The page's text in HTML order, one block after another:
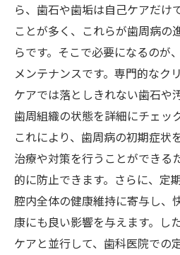
ら、歯石や歯垢は自己ケアだけ
ことが多く、これらが歯周病の
らです。そこで必要になるのが
メンテナンスです。専門的なク
ケアでは落としきれない歯石や
歯周組織の状態を詳細にチェッ
これにより、歯周病の初期症状
治療や対策を行うことができる
的に防止できます。さらに、定
腔内全体の健康維持に寄与し、
康にも良い影響を与えます。し
ケアと並行して、歯科医院での